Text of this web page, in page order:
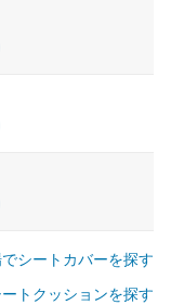
シートカバーを探す
トクッションを探す